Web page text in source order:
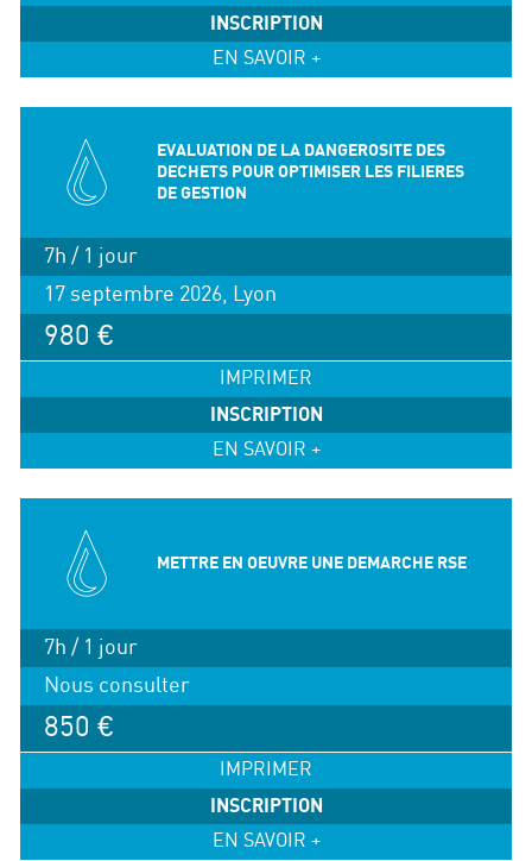
INSCRIPTION
EN SAVOIR +
EVALUATION DE LA DANGEROSITE DES
DECHETS POUR OPTIMISER LES FILIERES
DE GESTION
7h / 1 jour
17 septembre 2026, Lyon
980 €
IMPRIMER
INSCRIPTION
EN SAVOIR +
METTRE EN OEUVRE UNE DEMARCHE RSE
7h / 1 jour
Nous consulter
850 €
IMPRIMER
INSCRIPTION
EN SAVOIR +